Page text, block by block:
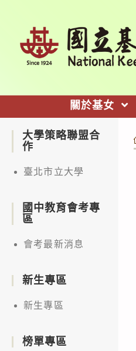
關於基女
大學策略聯盟合
作
臺北市立大學
國中教育會考專
區
會考最新消息
新生專區
新生專區
榜單專區